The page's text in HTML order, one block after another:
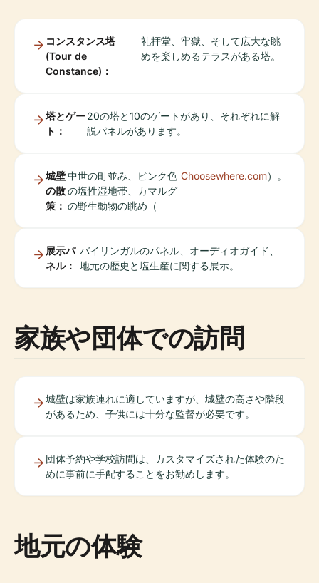
コンスタンス塔
(Tour de
Constance)：
礼拝堂、牢獄、そして広大な眺
めを楽しめるテラスがある塔。
塔とゲー
ト：
20の塔と10のゲートがあり、それぞれに解
説パネルがあります。
城壁
の散
策：
中世の町並み、ピンク色
の塩性湿地帯、カマルグ
の野生動物の眺め（
Choosewhere.com）。
展示パ
ネル：
バイリンガルのパネル、オーディオガイド、
地元の歴史と塩生産に関する展示。
家族や団体での訪問
城壁は家族連れに適していますが、城壁の高さや階段
があるため、子供には十分な監督が必要です。
団体予約や学校訪問は、カスタマイズされた体験のた
めに事前に手配することをお勧めします。
地元の体験